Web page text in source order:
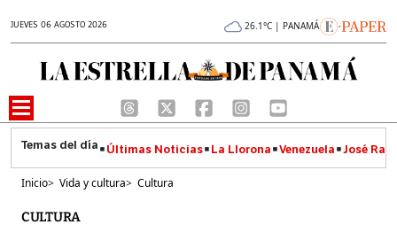
JUEVES 06 AGOSTO 2026 26.1°C | PANAMÁ
Últimas Noticias La Llorona Venezuela José
Inicio> Vida y cultura> Cultura
CULTURA